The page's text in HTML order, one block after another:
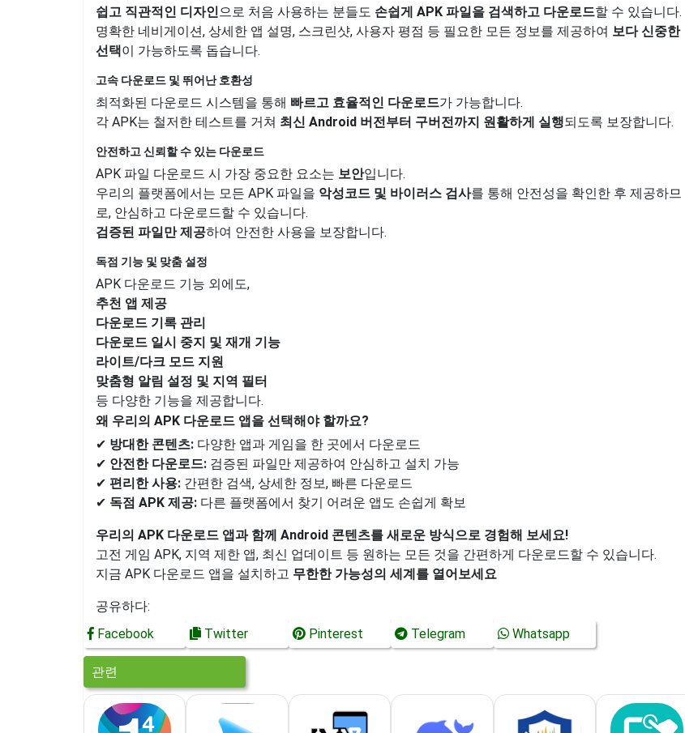
쉽고 직관적인 디자인으로 처음 사용하는 분들도 손쉽게 APK 파일을 검색하고 다운로드할 수 있습니다.
명확한 네비게이션, 상세한 앱 설명, 스크린샷, 사용자 평점 등 필요한 모든 정보를 제공하여 보다 신중한
선택이 가능하도록 돕습니다.
고속 다운로드 및 뛰어난 호환성
최적화된 다운로드 시스템을 통해 빠르고 효율적인 다운로드가 가능합니다.
각 APK는 철저한 테스트를 거쳐 최신 Android 버전부터 구버전까지 원활하게 실행되도록 보장합니다.
안전하고 신뢰할 수 있는 다운로드
APK 파일 다운로드 시 가장 중요한 요소는 보안입니다.
우리의 플랫폼에서는 모든 APK 파일을 악성코드 및 바이러스 검사를 통해 안전성을 확인한 후 제공하므
로, 안심하고 다운로드할 수 있습니다.
검증된 파일만 제공하여 안전한 사용을 보장합니다.
독점 기능 및 맞춤 설정
APK 다운로드 기능 외에도,
추천 앱 제공
다운로드 기록 관리
다운로드 일시 중지 및 재개 기능
라이트/다크 모드 지원
맞춤형 알림 설정 및 지역 필터
등 다양한 기능을 제공합니다.
왜 우리의 APK 다운로드 앱을 선택해야 할까요?
✔ 방대한 콘텐츠: 다양한 앱과 게임을 한 곳에서 다운로드
✔ 안전한 다운로드: 검증된 파일만 제공하여 안심하고 설치 가능
✔ 편리한 사용: 간편한 검색, 상세한 정보, 빠른 다운로드
✔ 독점 APK 제공: 다른 플랫폼에서 찾기 어려운 앱도 손쉽게 확보
우리의 APK 다운로드 앱과 함께 Android 콘텐츠를 새로운 방식으로 경험해 보세요!
고전 게임 APK, 지역 제한 앱, 최신 업데이트 등 원하는 모든 것을 간편하게 다운로드할 수 있습니다.
지금 APK 다운로드 앱을 설치하고 무한한 가능성의 세계를 열어보세요
공유하다:
Facebook
Twitter Pinterest Telegram Whatsapp
관련